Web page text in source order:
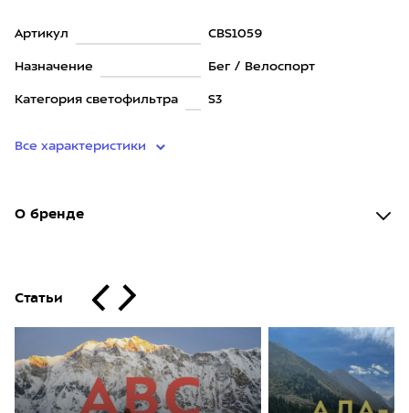
Артикул CBS1059
Назначение Бег / Велоспорт
Категория светофильтра S3
Все характеристики
О бренде
Статьи